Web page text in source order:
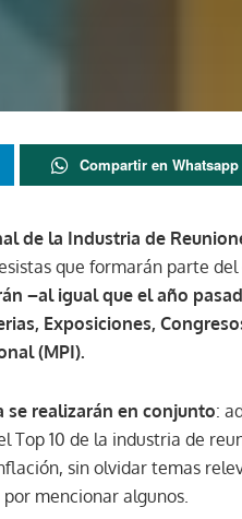
Compartir en Whatsapp
de la Industria de
que formarán parte
–al igual que el año
Exposiciones,
(MPI).
realizarán en conjunto:
10 de la industria de
sin olvidar temas
mencionar algunos.